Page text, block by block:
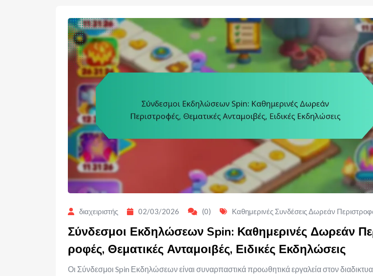
διαχειριστής 02/03/2026 (0) Καθημερινές Συνδέσεις Δωρεάν
Σύνδεσμοι Εκδηλώσεων Spin: Καθημερινές Δωρεάν
ροφές, Θεματικές Ανταμοιβές, Ειδικές Εκδηλώσεις
Οι Σύνδεσμοι Spin Εκδηλώσεων είναι συναρπαστικά προωθητικά εργαλεία στον